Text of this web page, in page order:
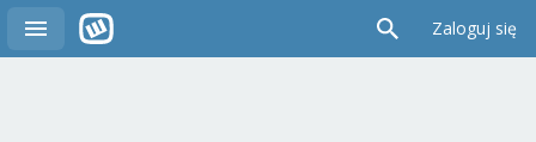
Zaloguj się